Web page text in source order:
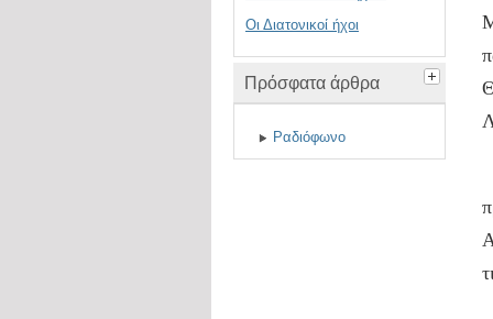
Οι Διατονικοί ήχοι
Πρόσφατα άρθρα
Ραδιόφωνο